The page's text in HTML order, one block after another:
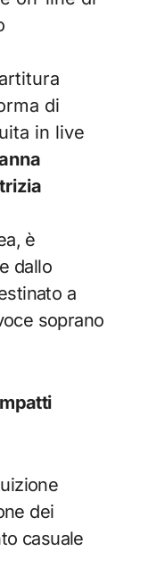
di
in live
è
dallo
a
soprano
dei
casuale